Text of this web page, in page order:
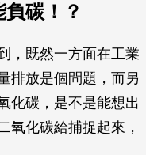
碳！？
，既然一方面在工業
排放是個問題，而另
化碳，是不是能想出
氧化碳給捕捉起來，